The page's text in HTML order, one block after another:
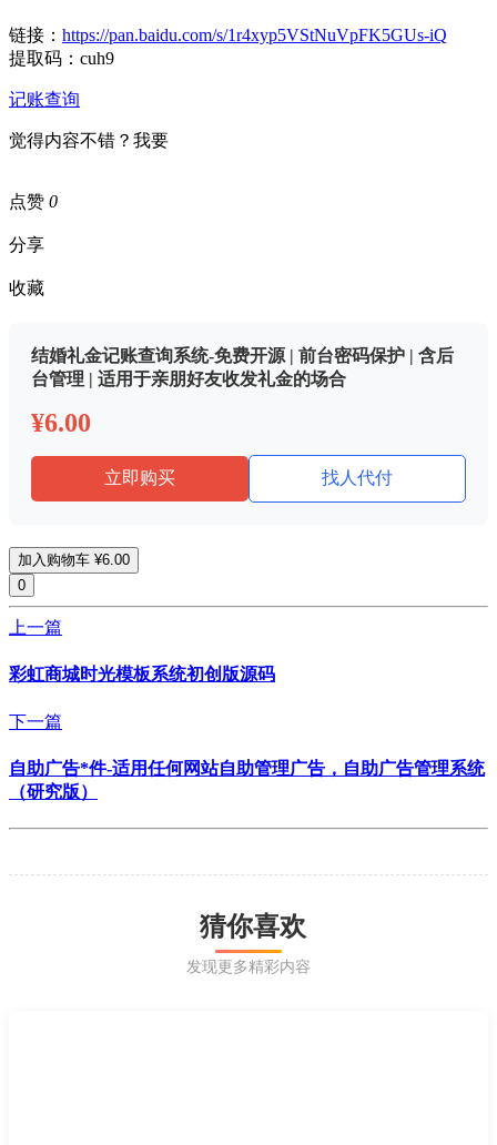
链接： https://pan.baidu.com/s/1r4xyp5VStNuVpFK5GUs-iQ
提取码：cuh9
记账查询
觉得内容不错？我要
点赞 0
分享
收藏
结婚礼金记账查询系统-免费开源 | 前台密码保护 | 含后
台管理 | 适用于亲朋好友收发礼金的场合
¥6.00
立即购买 找人代付
加入购物车 ¥6.00
0
上一篇
彩虹商城时光模板系统初创版源码
下一篇
自助广告*件-适用任何网站自助管理广告，自助广告管理系统
（研究版）
猜你喜欢
发现更多精彩内容